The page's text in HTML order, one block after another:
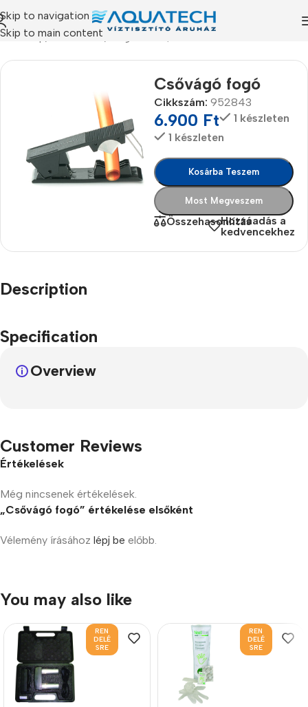
Skip to navigation
Skip to main content
Kezdőlap/Termékeink
Csővágó fogó
Cikkszám: 952843
6.900 Ft
1 készleten
1 készleten
Kosárba Teszem
Most Megveszem
ÖsszehasonlításHozzáadás a
kedvencekhez
Description
Specification
Overview
Customer Reviews
Értékelések
Még nincsenek értékelések.
„Csővágó fogó” értékelése elsőként
Vélemény írásához lépj be előbb.
You may also like
REN
DELÉ
SRE
REN
DELÉ
SRE